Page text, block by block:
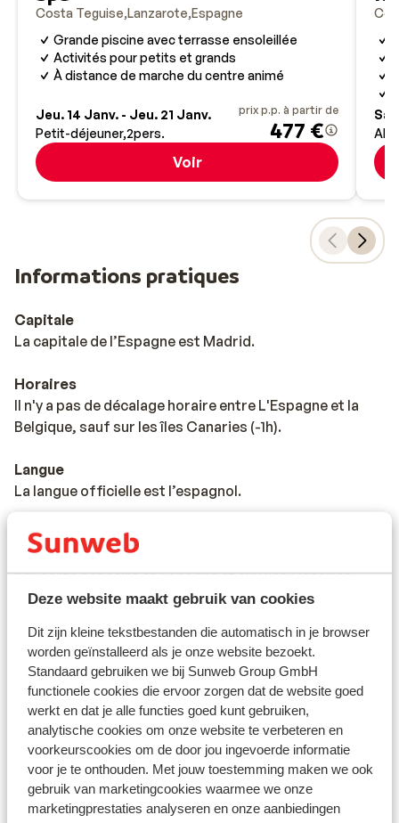
Deze website maakt gebruik van cookies
Dit zijn kleine tekstbestanden die automatisch in je browser
worden geïnstalleerd als je onze website bezoekt.
Standaard gebruiken we bij Sunweb Group GmbH
functionele cookies die ervoor zorgen dat de website goed
werkt en dat je alle functies goed kunt gebruiken,
analytische cookies om onze website te verbeteren en
voorkeurscookies om de door jou ingevoerde informatie
voor je te onthouden. Met jouw toestemming maken we ook
gebruik van marketingcookies waarmee we onze
marketingprestaties analyseren en onze aanbiedingen
Costa Teguise Lanzarote Espagne
Grande piscine avec terrasse ensoleillée
Activités pour petits et grands
À distance de marche du centre animé
Jeu. 14 Janv. - Jeu. 21 Janv.
Petit-déjeuner 2pers.
prix p.p. à partir de
477 €
Voir
All
Informations pratiques
Capitale
La capitale de l’Espagne est Madrid.
Horaires
Il n'y a pas de décalage horaire entre L'Espagne et la
Belgique, sauf sur les îles Canaries (-1h).
Langue
La langue officielle est l’espagnol.
Monnaie
La monnaie officielle est l’euro. Il est possible de payer
par carte bancaire en Espagne et aux îles Canaries.
Il est habituel en Espagne de donner 5% à 10% de
pourboires.
Norme électrique
Comme dans la majorité des pays en Europe, la tension
varie entre 220 et 240 V. Un
transformateur/adaptateur n'est pas nécessaire.
Alimentation